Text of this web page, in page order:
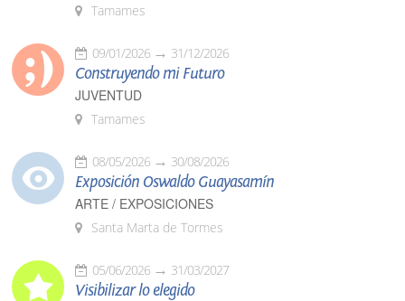
Tamames
09/01/2026 31/12/2026
Construyendo mi Futuro
JUVENTUD
Tamames
08/05/2026 30/08/2026
Exposición Oswaldo Guayasamín
ARTE / EXPOSICIONES
Santa Marta de Tormes
05/06/2026 31/03/2027
Visibilizar lo elegido